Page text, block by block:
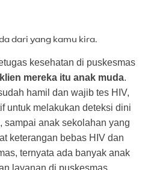
dari yang kamu kira.
kesehatan di puskesmas
mereka itu anak muda.
hamil dan wajib tes HIV,
untuk melakukan deteksi dini
, sampai anak sekolahan yang
keterangan bebas HIV dan
ternyata ada banyak anak
layanan di puskesmas.